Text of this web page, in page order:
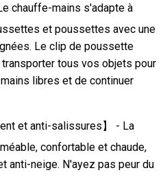
chauffe-mains s'adapte à
et poussettes avec une
Le clip de poussette
tous vos objets pour
libres et de continuer
et anti-salissures】 - La
confortable et chaude,
anti-neige. N'ayez pas peur du